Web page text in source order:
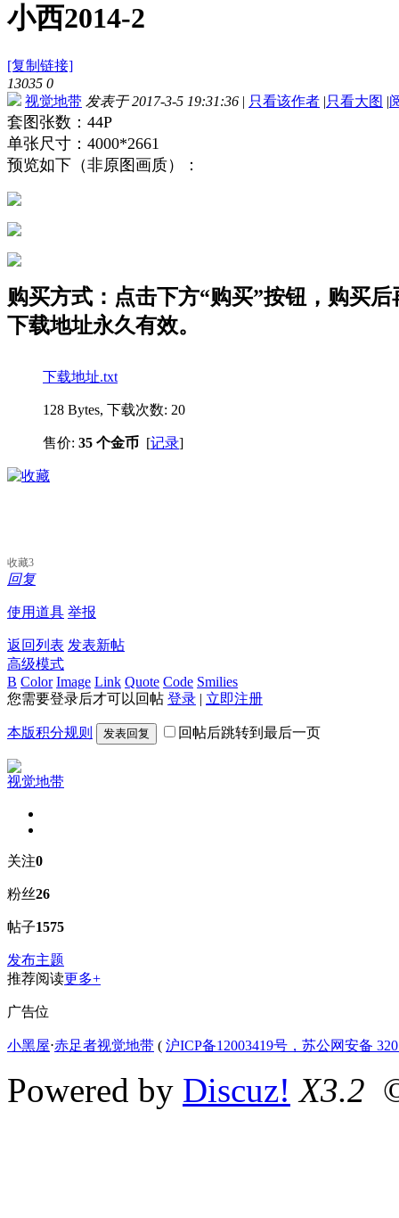
小西2014-2
[复制链接]
13035 0
视觉地带 发表于 2017-3-5 19:31:36 | 只看该作者 |只看大图 |
套图张数：44P
单张尺寸：4000*2661
预览如下（非原图画质）：
购买方式：点击下方“购买”按钮，购买
下载地址永久有效。
下载地址.txt
128 Bytes, 下载次数: 20
售价: 35 个金币 [记录]
收藏3
回复
使用道具 举报
返回列表 发表新帖
高级模式
B Color Image Link Quote Code Smilies
您需要登录后才可以回帖 登录 | 立即注册
本版积分规则 发表回复 回帖后跳转到最后一页
视觉地带
关注0
粉丝26
帖子1575
发布主题
推荐阅读更多+
广告位
小黑屋⋅赤足者视觉地带 ( 沪ICP备12003419号，苏公网安备
Powered by Discuz! X3.2